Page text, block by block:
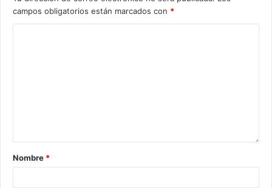
campos obligatorios están marcados con *
Nombre *